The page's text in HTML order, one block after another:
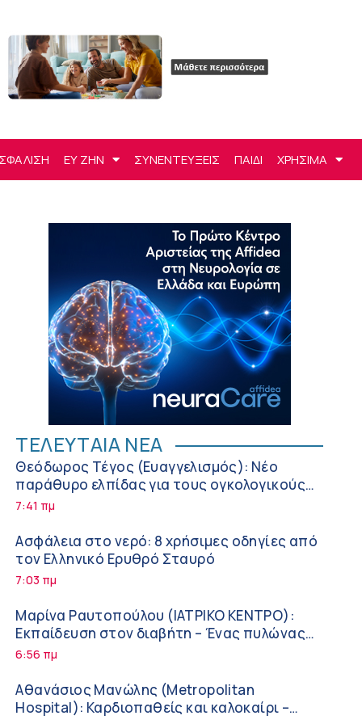
ΕΥ ΖΗΝ ΣΥΝΕΝΤΕΥΞΕΙΣ ΠΑΙΔΙ ΧΡΗΣΙΜΑ
ΤΕΛΕΥΤΑΙΑ ΝΕΑ
Θεόδωρος Τέγος (Ευαγγελισμός): Νέο
παράθυρο ελπίδας για τους ογκολογικούς
ασθενείς μέσω κλινικών δοκιμών
7:41 πμ
Ασφάλεια στο νερό: 8 χρήσιμες οδηγίες από
τον Ελληνικό Ερυθρό Σταυρό
7:03 πμ
Μαρίνα Ραυτοπούλου (ΙΑΤΡΙΚΟ ΚΕΝΤΡΟ):
Εκπαίδευση στον διαβήτη – Ένας πυλώνας
της σύγχρονης φροντίδας
6:56 πμ
Αθανάσιος Μανώλης (Metropolitan
Hospital): Καρδιοπαθείς και καλοκαίρι –